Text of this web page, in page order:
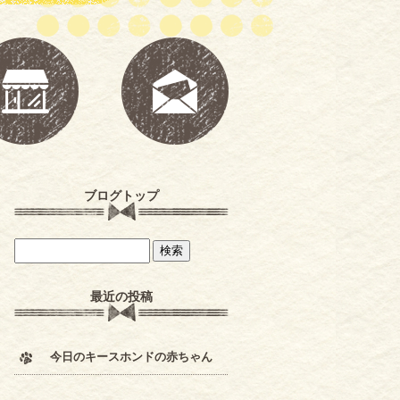
ブログトップ
最近の投稿
今日のキースホンドの赤ちゃん